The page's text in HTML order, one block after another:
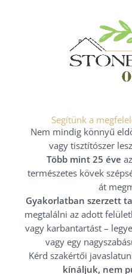
Segítünk a
Nem mindig könnyű
vagy tisztítószer
Több mint 25 éve
természetes kövek
át
Gyakorlatban szerzett
megtalálni az adott
vagy karbantartást –
vagy egy
Kérd szakértői
kínáljuk, nem